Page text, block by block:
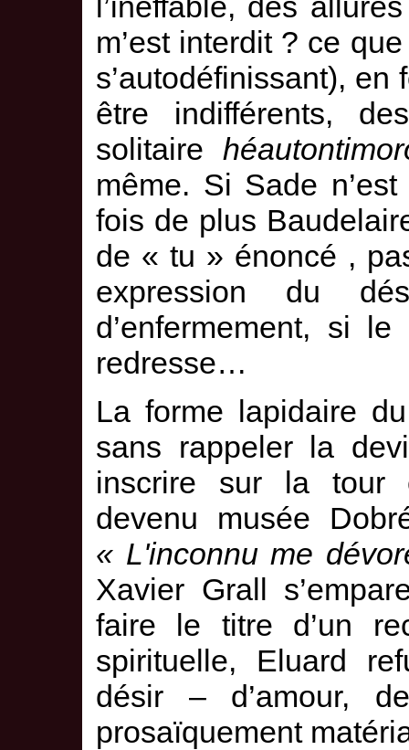
m’est interdit ? ce
s’autodéfinissant),
être indifférents,
solitaire
même. Si Sade
fois de plus
de « tu » énoncé ,
expression du
d’enfermement, si
redresse…
La forme lapidaire
sans rappeler la
inscrire sur la tour
devenu musée
« L'inconnu me
Xavier Grall
faire le titre d’un
spirituelle, Eluard
désir – d’amour,
prosaïquement